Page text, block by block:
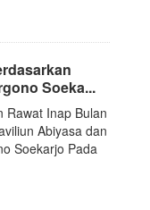
Soeka...
Rawat Inap Bulan
Abiyasa dan
Soekarjo Pada